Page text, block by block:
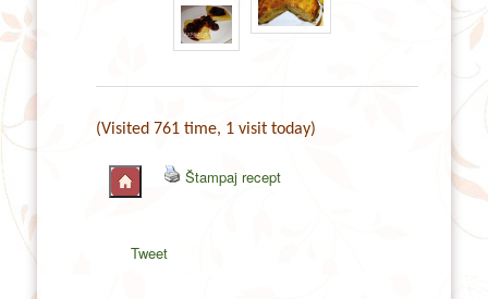
(Visited 761 time, 1 visit today)
Štampaj recept
Tweet